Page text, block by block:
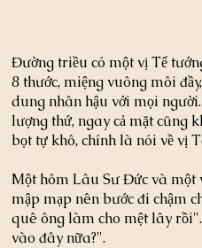
Đường triều có một vị Tể
8 thước, miệng vuông môi
dung nhân hậu với mọi
lượng thứ, ngay cả mặt cũng
bọt tự khô, chính là nói về vị
Một hôm Lâu Sư Đức và
mập mạp nên bước đi chậm
quê ông làm cho mệt lây
vào đây nữa?".